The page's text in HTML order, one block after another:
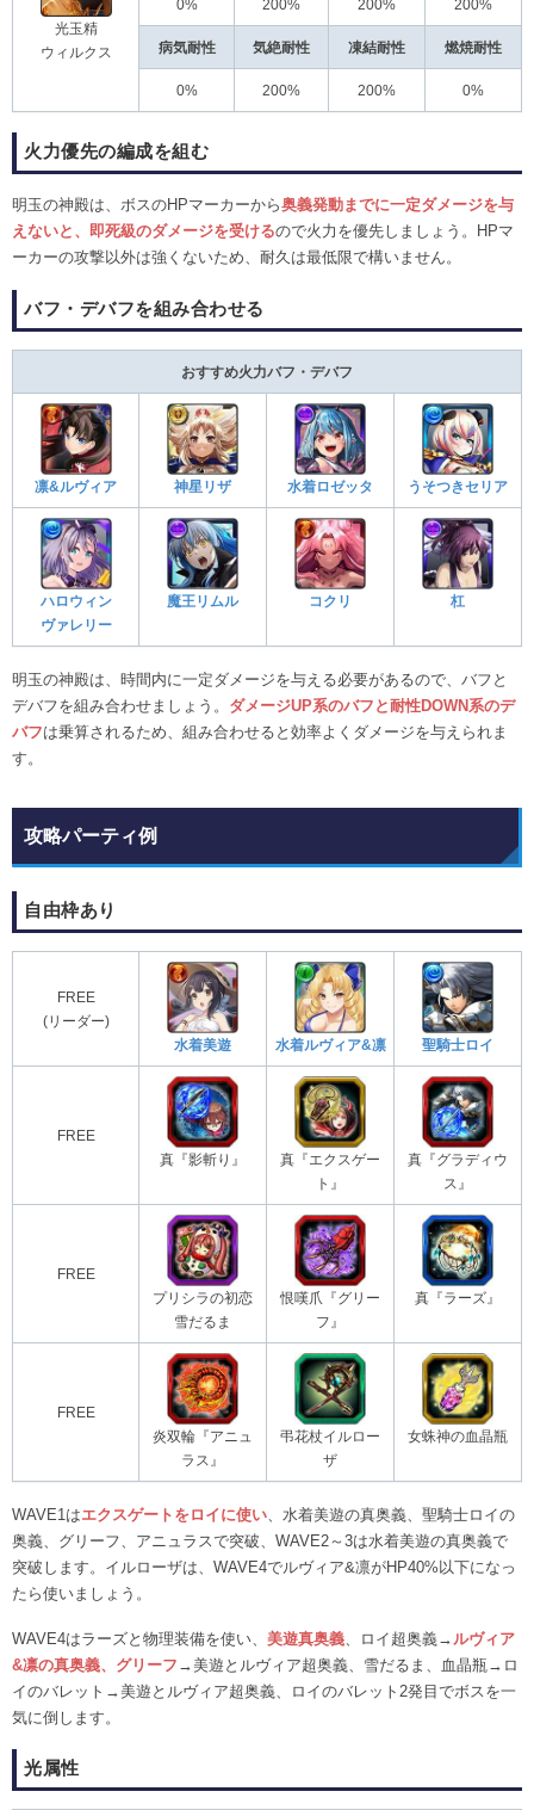
光玉精
ウィルクス
0% 200% 200% 200%
病気耐性 気絶耐性 凍結耐性 燃焼耐性
0% 200% 200% 0%
火力優先の編成を組む
明玉の神殿は、ボスのHPマーカーから奥義発動までに一定ダメージを与
えないと、即死級のダメージを受けるので火力を優先しましょう。HPマ
ーカーの攻撃以外は強くないため、耐久は最低限で構いません。
バフ・デバフを組み合わせる
おすすめ火力バフ・デバフ
凛&ルヴィア 神星リザ 水着ロゼッタ うそつきセリア
ハロウィン
ヴァレリー
魔王リムル コクリ 杠
明玉の神殿は、時間内に一定ダメージを与える必要があるので、バフと
デバフを組み合わせましょう。 ダメージUP系のバフと耐性DOWN系のデ
バフは乗算されるため、組み合わせると効率よくダメージを与えられま
す。
攻略パーティ例
自由枠あり
FREE
(リーダー)
水着美遊
水着ルヴィア&凛 聖騎士ロイ
FREE
真『影斬り』
真『エクスゲー
ト』
真『グラディウ
ス』
FREE
プリシラの初恋
雪だるま
恨嘆爪『グリー
フ』
真『ラーズ』
FREE
炎双輪『アニュ
ラス』
弔花杖イルロー
ザ
女蛛神の血晶瓶
WAVE1はエクスゲートをロイに使い、水着美遊の真奥義、聖騎士ロイの
奥義、グリーフ、アニュラスで突破、WAVE2～3は水着美遊の真奥義で
突破します。イルローザは、WAVE4でルヴィア&凛がHP40%以下になっ
たら使いましょう。
WAVE4はラーズと物理装備を使い、 美遊真奥義 、ロイ超奥義→ ルヴィア
&凛の真奥義、グリーフ →美遊とルヴィア超奥義、雪だるま、血晶瓶→ロ
イのバレット→美遊とルヴィア超奥義、ロイのバレット2発目でボスを一
気に倒します。
光属性